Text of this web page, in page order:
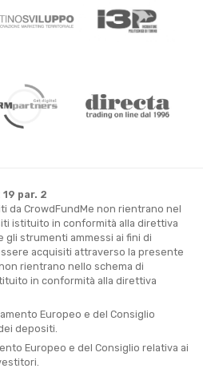
par. 2
da CrowdFundMe non rientrano nel
istituito in conformità alla direttiva
gli strumenti ammessi ai fini di
acquisiti attraverso la presente
rientrano nello schema di
in conformità alla direttiva
Europeo e del Consiglio
depositi.
Europeo e del Consiglio relativa ai